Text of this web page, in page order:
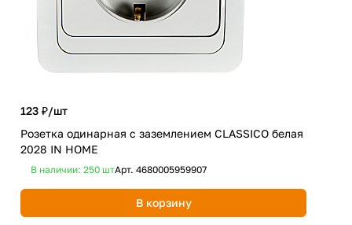
123 ₽/шт
Розетка одинарная с заземлением CLASSICO белая
2028 IN HOME
В наличии: 250 штАрт. 4680005959907
В корзину